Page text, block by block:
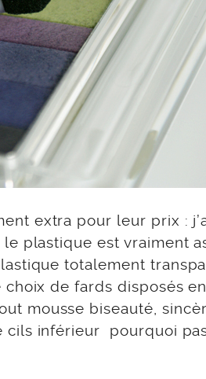
extra pour leur prix :
plastique est vraiment
totalement
de fards disposés
mousse biseauté,
cils inférieur pourquoi